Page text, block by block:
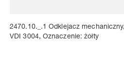
2470.10._.1 Odklejacz
VDI 3004, Oznaczenie: żółty